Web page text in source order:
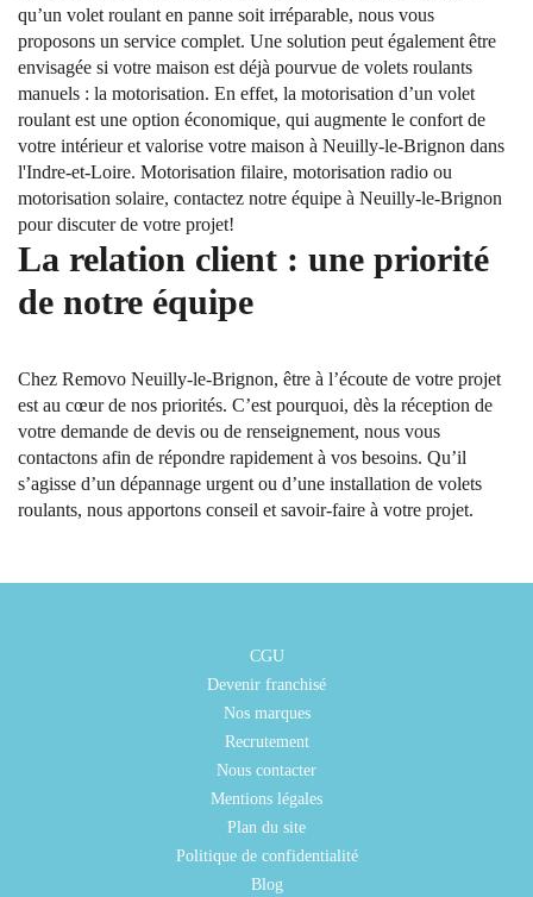
qu’un volet roulant en panne soit irréparable, nous vous
proposons un service complet. Une solution peut également être
envisagée si votre maison est déjà pourvue de volets roulants
manuels : la motorisation. En effet, la motorisation d’un volet
roulant est une option économique, qui augmente le confort de
votre intérieur et valorise votre maison à Neuilly-le-Brignon dans
l'Indre-et-Loire. Motorisation filaire, motorisation radio ou
motorisation solaire, contactez notre équipe à Neuilly-le-Brignon
pour discuter de votre projet!
La relation client : une priorité
de notre équipe
Chez Removo Neuilly-le-Brignon, être à l’écoute de votre projet
est au cœur de nos priorités. C’est pourquoi, dès la réception de
votre demande de devis ou de renseignement, nous vous
contactons afin de répondre rapidement à vos besoins. Qu’il
s’agisse d’un dépannage urgent ou d’une installation de volets
roulants, nous apportons conseil et savoir-faire à votre projet.
CGU
Devenir franchisé
Nos marques
Recrutement
Nous contacter
Mentions légales
Plan du site
Politique de confidentialité
Blog